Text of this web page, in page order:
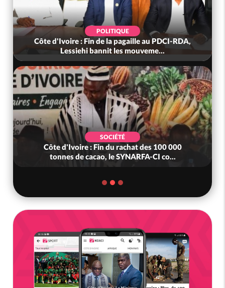
POLITIQUE
Côte d'Ivoire : Fin de la pagaille au PDCI-RDA,
Lessiehi bannit les mouveme...
SOCIÉTÉ
Côte d'Ivoire : Fin du rachat des 100 000
tonnes de cacao, le SYNARFA-CI co...